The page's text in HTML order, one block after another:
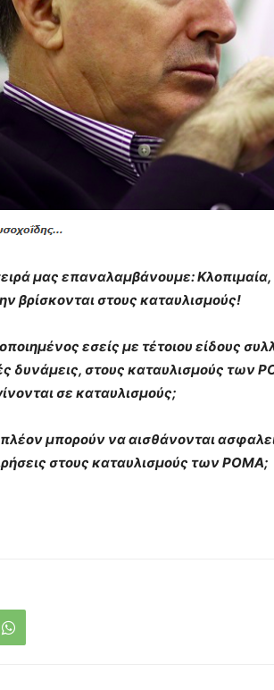
μας επαναλαμβάνουμε:
βρίσκονται στους καταυλισμούς!
εσείς με τέτοιου είδους
δυνάμεις, στους καταυλισμούς των
σε καταυλισμούς;
μπορούν να αισθάνονται
στους καταυλισμούς των ΡΟΜΑ;